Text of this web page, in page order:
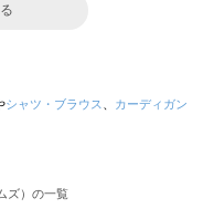
シャツ・ブラウス
カーディガン
ズ）の一覧